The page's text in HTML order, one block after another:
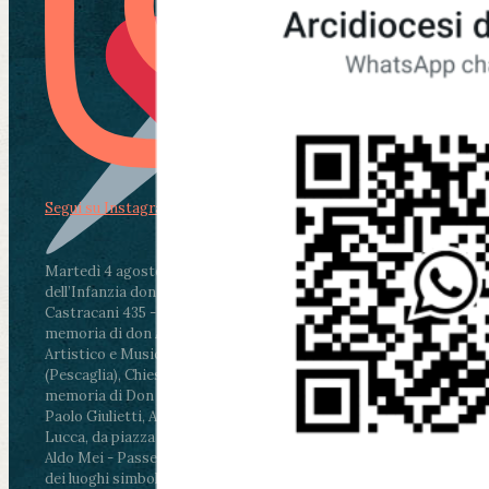
Martedì 4 agosto2026
ore 11:30 - Lucca, Scuola
dell’Infanzia don Aldo Mei - Viale Castruccio
Castracani 435 - Inaugurazione murales in
memoria di don Aldo Mei curato dal Liceo
Artistico e Musicale “Passaglia”
ore 18 - Fiano
(Pescaglia), Chiesa parrocchiale - Messa in
memoria di Don Aldo Mei celebrata da mons.
Paolo Giulietti, Arcivescovo di Lucca
ore 20.30 -
Lucca, da piazza San Michele al Cippo di don
Aldo Mei - Passeggiata della Memoria in alcuni
dei luoghi simbolo della città. Ritrovo alle ore
Segui su Instagram